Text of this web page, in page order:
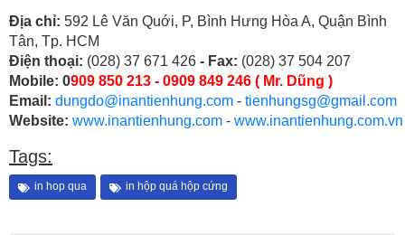
Địa chỉ: 592 Lê Văn Quới, P, Bình Hưng Hòa A, Quận Bình
Tân, Tp. HCM
Điện thoại: (028) 37 671 426 - Fax: (028) 37 504 207
Mobile: 0909 850 213 - 0909 849 246 ( Mr. Dũng )
Email: dungdo@inantienhung.com - tienhungsg@gmail.com
Website: www.inantienhung.com - www.inantienhung.com.vn
Tags:
in hop qua in hộp quá hộp cứng